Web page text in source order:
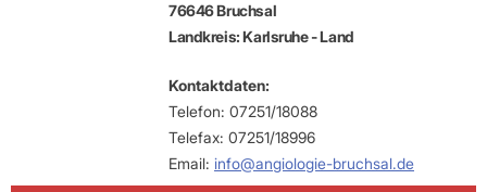
76646 Bruchsal
Landkreis: Karlsruhe - Land
Kontaktdaten:
Telefon: 07251/18088
Telefax: 07251/18996
Email: info@angiologie-bruchsal.de